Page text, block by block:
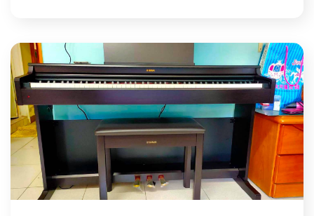
看琴，經人員專業的解說以及試彈門市每一部琴後，
選擇了YAMAHA數位鋼琴YDP164玫瑰木色。雖然在
這一年裡，看來看去、選來選去，最終還是選擇到台
南功學社購琴，因為除了機種齊全外，人員服務貼
心，解說專業，是值得信賴及推薦的喔！